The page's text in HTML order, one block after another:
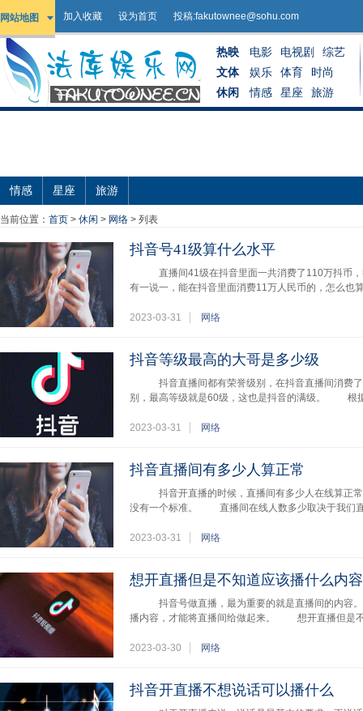
网站地图 加入收藏 设为首页 投稿:fakutownee@sohu.com
热映 电影 电视剧
综艺
文体
娱乐 体育
时尚
休闲
情感 星座 旅游
情感 星座 旅游
当前位置： 首页 > 休闲 > 网络 > 列表
抖音号41级算什么水平
直播间41级在抖音里面一共消费了110万抖币
有一说一，能在抖音里面消费11万人民币的，怎么
2023-03-31 网络
抖音等级最高的大哥是多少级
抖音直播间都有荣誉级别，在抖音直播间消费
别，最高等级就是60级，这也是抖音的满级。 根
2023-03-31 网络
抖音直播间有多少人算正常
抖音开直播的时候，直播间有多少人在线算正
没有一个标准。 直播间在线人数多少取决于我们
2023-03-31 网络
想开直播但是不知道应该播什么内
抖音号做直播，最为重要的就是直播间的内容
播内容，才能将直播间给做起来。 想开直播但是
2023-03-30 网络
抖音开直播不想说话可以播什么